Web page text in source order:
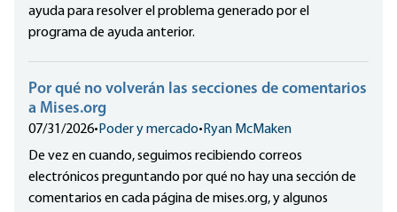
ayuda para resolver el problema generado por el
programa de ayuda anterior.
Por qué no volverán las secciones de comentarios
a Mises.org
07/31/2026• Poder y mercado• Ryan McMaken
De vez en cuando, seguimos recibiendo correos
electrónicos preguntando por qué no hay una sección de
comentarios en cada página de mises.org, y algunos